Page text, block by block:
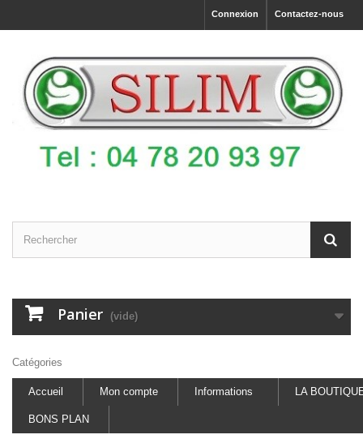
Contactez-nous
Connexion
Panier (vide)
Catégories
Accueil Mon compte Informations LA
BONS PLAN